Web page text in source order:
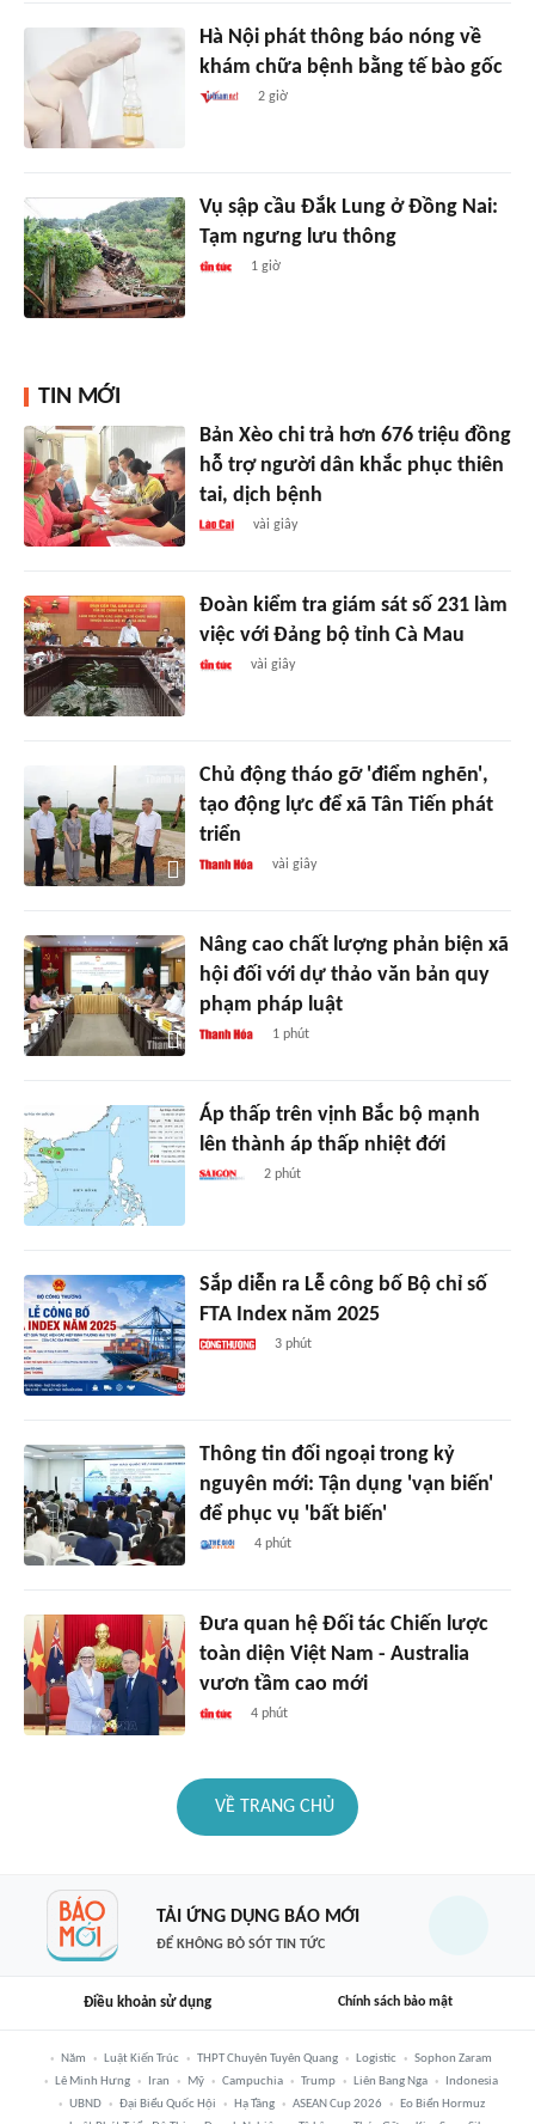
Hà Nội phát thông báo nóng về
khám chữa bệnh bằng tế bào gốc
2 giờ
Vụ sập cầu Đắk Lung ở Đồng Nai:
Tạm ngưng lưu thông
1 giờ
TIN MỚI
Bản Xèo chi trả hơn 676 triệu đồng
hỗ trợ người dân khắc phục thiên
tai, dịch bệnh
vài giây
Đoàn kiểm tra giám sát số 231 làm
việc với Đảng bộ tỉnh Cà Mau
vài giây
Chủ động tháo gỡ 'điểm nghẽn',
tạo động lực để xã Tân Tiến phát
triển
vài giây
Nâng cao chất lượng phản biện xã
hội đối với dự thảo văn bản quy
phạm pháp luật
1 phút
Áp thấp trên vịnh Bắc bộ mạnh
lên thành áp thấp nhiệt đới
2 phút
Sắp diễn ra Lễ công bố Bộ chỉ số
FTA Index năm 2025
3 phút
Thông tin đối ngoại trong kỷ
nguyên mới: Tận dụng 'vạn biến'
để phục vụ 'bất biến'
4 phút
Đưa quan hệ Đối tác Chiến lược
toàn diện Việt Nam - Australia
vươn tầm cao mới
4 phút
VỀ TRANG CHỦ
TẢI ỨNG DỤNG BÁO MỚI
ĐỂ KHÔNG BỎ SÓT TIN TỨC
Điều khoản sử dụng Chính sách bảo mật
Năm Luật Kiến Trúc THPT Chuyên Tuyên Quang Logistic
Sophon Zaram
Lê Minh Hưng
Iran Mỹ Campuchia Trump Liên Bang Nga
Indonesia
UBND
Đại Biểu Quốc Hội Hạ Tầng ASEAN Cup 2026
Eo Biển Hormuz